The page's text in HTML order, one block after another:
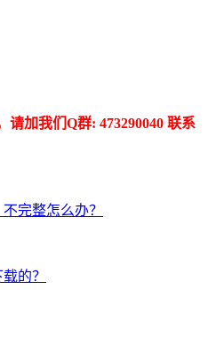
加我们Q群: 473290040 联系
完整怎么办？
的？